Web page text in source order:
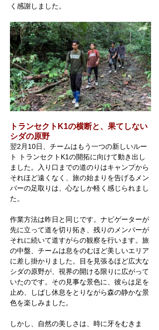
く感謝しました。
トランセクトK1の横断と、果てしない
シダの原野
翌2月10日、チームはもう一つの新しいルー
ト トランセクトK1の開拓に向けて動き出し
ました。入り口までの道のりはキャンプから
それほど遠くなく、旅の始まりを告げるメン
バーの足取りは、心なしか軽く感じられまし
た。
作業方法は昨日と同じです。ナビゲーターが
先に立って道を切り拓き、残りのメンバーが
それに続いて道すがらの観察を行います。旅
の中盤、チームは息をのむほど美しいエリア
に差し掛かりました。目を見張るほど広大な
シダの原野が、視界の開ける限りに広がって
いたのです。その見事な景色に、彼らは足を
止め、しばし休息をとりながら森の静かな景
色を楽しみました。
しかし、自然の美しさは、時に牙をむきま